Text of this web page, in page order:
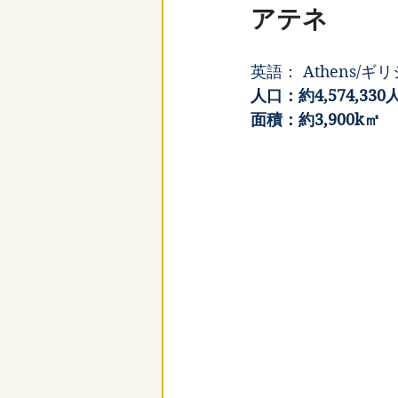
アテネ
英語： Athens/ギリ
人口：約4,574,330
面積：約3,900k㎡